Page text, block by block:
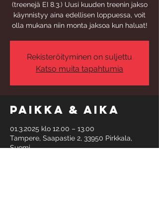
(treenejä EI 8.3.) Uusi kuuden treenin jakso
käynnistyy aina edellisen loppuessa, voit
olla mukana niin monta jaksoa kun haluat!
Rekisteröityminen on suljettu
Katso muita tapahtumia
Paikka & aika
01.3.2025 klo 12.00 – 13.00
Tampere, Saapastie 2, 33950 Pirkkala,
Suomi